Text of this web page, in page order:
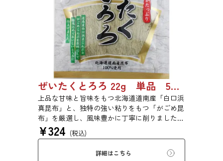
ぜいたくとろろ 22g 単品 5袋セット 20袋セット 1743
上品な甘味と旨味をもつ北海道道南産「白口浜
真昆布」と、独特の強い粘りをもつ「がごめ昆
布」を厳選し、風味豊かに丁寧に削りました。
ぜいたくな味を、思う存分にご堪能ください。
¥324 (税込)
詳細はこちら